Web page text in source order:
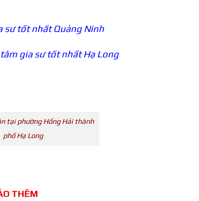
sư tốt nhất Quảng Ninh
gia sư tốt nhất Hạ Long
tại phường Hồng Hải thành
phố Hạ Long
THÊM